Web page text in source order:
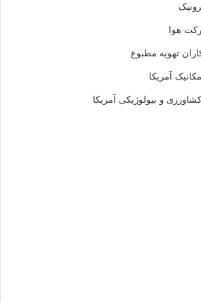
هوا
تهويه مطبوع
آمريکا
و بیولوژیکی آمریکا